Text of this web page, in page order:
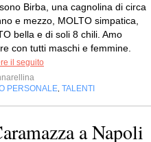
Birba, una cagnolina di circa
e mezzo, MOLTO simpatica,
bella e di soli 8 chili. Amo
con tutti maschi e femmine.
il seguito
PERSONALE TALENTI
a Napoli